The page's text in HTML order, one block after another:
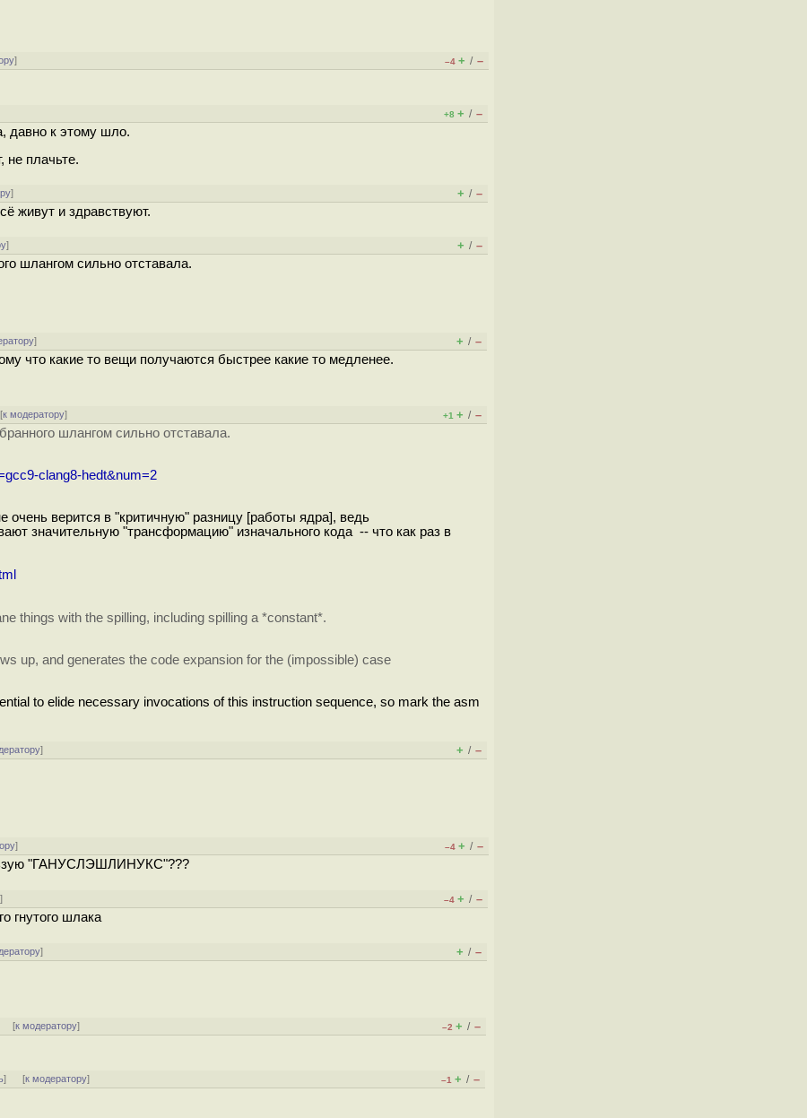
] –4 + / –
+8 + / –
давно к этому шло.
не плачьте.
] + / –
живут и здравствуют.
] + / –
шлангом сильно отставала.
] + / –
что какие то вещи получаются быстрее какие то медленее.
к модератору] +1 + / –
шлангом сильно отставала.
clang8-hedt&num=2
очень верится в "критичную" разницу [работы ядра], ведь
значительную "трансформацию" изначального кода -- что как раз в
things with the spilling, including spilling a *constant*.
up, and generates the code expansion for the (impossible) case
to elide necessary invocations of this instruction sequence, so mark the asm
] + / –
] –4 + / –
"ГАНУСЛЭШЛИНУКС"???
] –4 + / –
гнутого шлака
] + / –
[к модератору] –2 + / –
] [к модератору] –1 + / –